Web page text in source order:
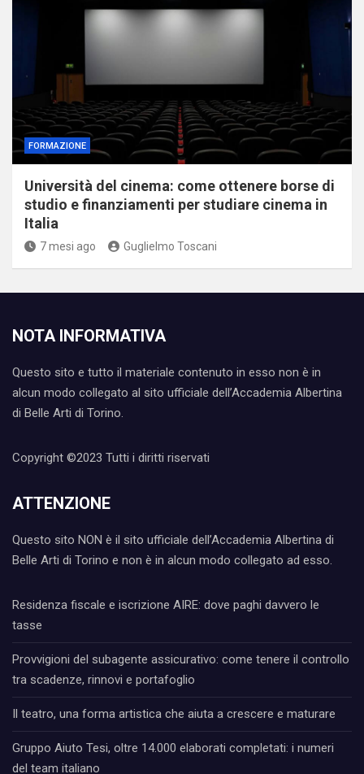
FORMAZIONE
Università del cinema: come ottenere borse di
studio e finanziamenti per studiare cinema in
Italia
7 mesi ago Guglielmo Toscani
NOTA INFORMATIVA
Questo sito e tutto il materiale contenuto in esso non è in
alcun modo collegato al sito ufficiale dell’Accademia Albertina
di Belle Arti di Torino.
Copyright ©2023 Tutti i diritti riservati
ATTENZIONE
Questo sito NON è il sito ufficiale dell’Accademia Albertina di
Belle Arti di Torino e non è in alcun modo collegato ad esso.
Residenza fiscale e iscrizione AIRE: dove paghi davvero le
tasse
Provvigioni del subagente assicurativo: come tenere il controllo
tra scadenze, rinnovi e portafoglio
Il teatro, una forma artistica che aiuta a crescere e maturare
Gruppo Aiuto Tesi, oltre 14.000 elaborati completati: i numeri
del team italiano